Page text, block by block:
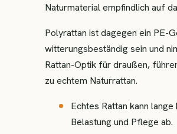
Naturmaterial empfindlich auf
Polyrattan ist dagegen ein PE-
witterungsbeständig sein und
Rattan-Optik für draußen,
zu echtem Naturrattan.
Echtes Rattan kann
Belastung und Pflege ab.